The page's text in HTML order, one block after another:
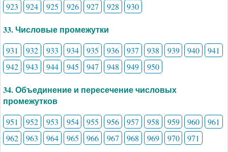
923
924 925 926 927 928 930
33. Числовые промежутки
931 932 933 934 935 936 937 938 939 940
941
942
943 944 945 947 948 949 950
34. Объединение и пересечение числовых
промежутков
951 952 953 954 955 956 957 958 959 960
961
962
963 964 965 966 967 968 969 970 971